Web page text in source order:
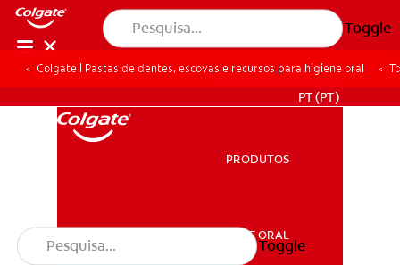
Toggle
SAÚDE ORAL
PT (PT)
PRODUTOS
SAÚDE ORAL
Toggle
Colgate | Pastas de dentes, escovas e recursos para higiene oral